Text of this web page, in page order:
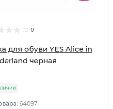
0
для обуви YES Alice in
черная
64097